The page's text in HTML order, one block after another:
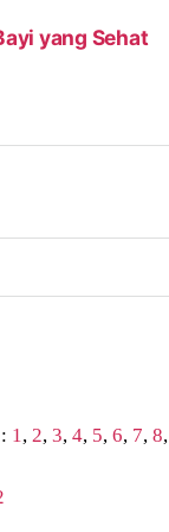
yang Sehat
1 , 2,3,4, 5,6, 7,8